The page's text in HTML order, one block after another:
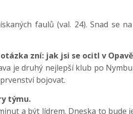
faulů (val. 24). Snad se
zní: jak jsi se ocitl v
je druhý nejlepší klub po
bojovat.
týmu.
a být lídrem. Dneska to bude